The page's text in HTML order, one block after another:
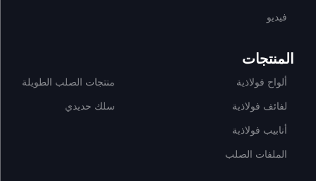
فيديو
المنتجات
ألواح فولاذية
لفائف فولاذية
أنابيب فولاذية
الملفات الصلب
منتجات الصلب الطويلة
سلك حديدي